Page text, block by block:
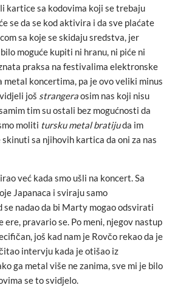
kartice sa kodovima koji se trebaju
se da se kod aktivira i da sve plaćate
sa koje se skidaju sredstva, jer
moguće kupiti ni hranu, ni piće ni
praksa na festivalima elektronske
metal koncertima, pa je ovo veliki minus
još strangeraosim nas koji nisu
tim su ostali bez mogućnosti da
moliti tursku metal bratijuda im
skinuti sa njihovih kartica da oni za nas
već kada smo ušli na koncert. Sa
Japanaca i sviraju samo
se nadao da bi Marty mogao odsvirati
ere, pravario se. Po meni, njegov nastup
još kad nam je Rovčo rekao da je
intervju kada je otišao iz
ga metal više ne zanima, sve mi je bilo
se to svidjelo.